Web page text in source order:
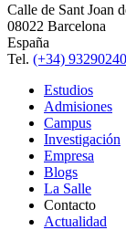
Calle de Sant Joan
08022 Barcelona
España
Tel. (+34)
Estudios
Admisiones
Campus
Investigación
Empresa
Blogs
La Salle
Contacto
Actualidad